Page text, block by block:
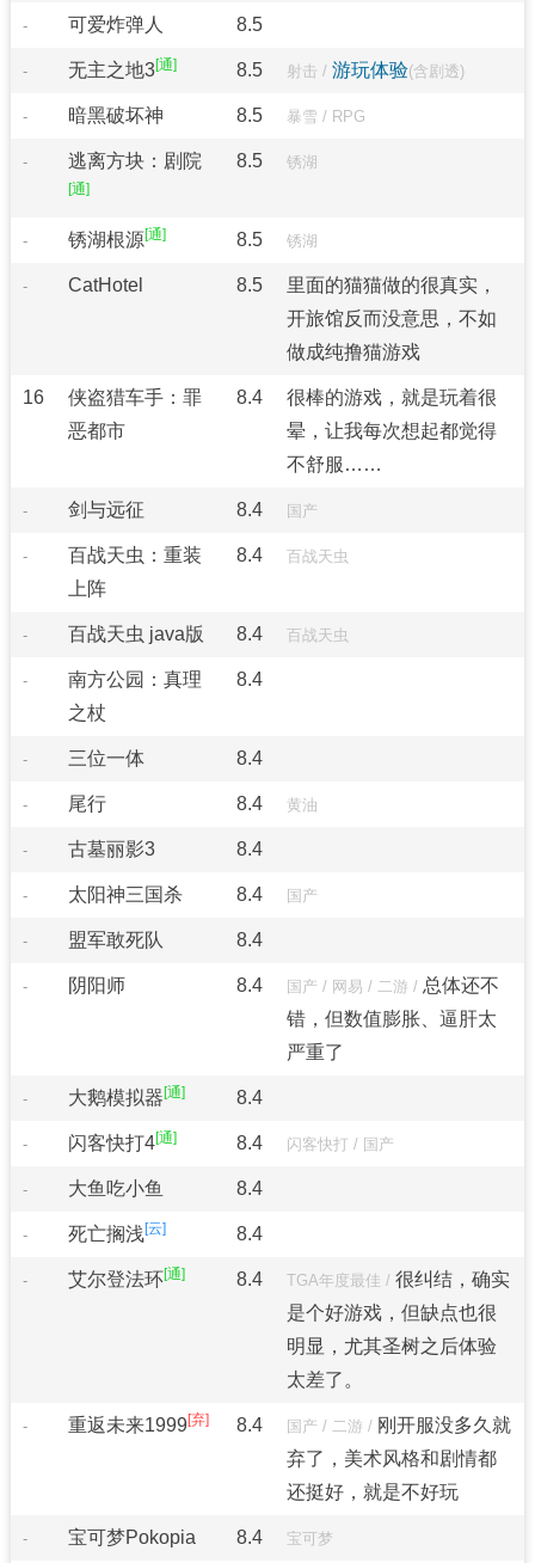
- 可爱炸弹人 8.5
- 无主之地3 8.5 射击 / 游玩体验(含剧透)
- 暗黑破坏神 8.5 暴雪 / RPG
- 逃离方块：剧院 8.5 锈湖
- 锈湖根源 8.5 锈湖
- CatHotel 8.5
里面的猫猫做的很真实，
开旅馆反而没意思，不如
做成纯撸猫游戏
16
侠盗猎车手：罪
恶都市
8.4
很棒的游戏，就是玩着很
晕，让我每次想起都觉得
不舒服……
- 剑与远征 8.4 国产
-
百战天虫：重装
上阵
8.4 百战天虫
- 百战天虫 java版 8.4 百战天虫
-
南方公园：真理
之杖
8.4
- 三位一体 8.4
- 尾行 8.4 黄油
- 古墓丽影3 8.4
- 太阳神三国杀 8.4 国产
- 盟军敢死队 8.4
- 阴阳师 8.4 国产 / 网易 / 二游 / 总体还不
错，但数值膨胀、逼肝太
严重了
- 大鹅模拟器 8.4
- 闪客快打4 8.4 闪客快打 / 国产
- 大鱼吃小鱼 8.4
- 死亡搁浅 8.4
- 艾尔登法环 8.4 TGA年度最佳 / 很纠结，确实
是个好游戏，但缺点也很
明显，尤其圣树之后体验
太差了。
- 重返未来1999 8.4 国产 / 二游 / 刚开服没多久就
弃了，美术风格和剧情都
还挺好，就是不好玩
- 宝可梦Pokopia 8.4 宝可梦